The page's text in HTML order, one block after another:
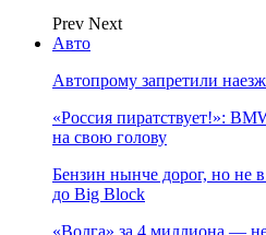
Prev Next
Авто
Автопрому запретили
«Россия пиратствует!»:
на свою голову
Бензин нынче дорог, но
до Big Block
«Волга» за 4 миллиона — не